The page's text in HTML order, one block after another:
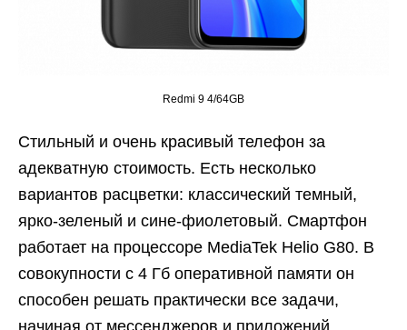
Redmi 9 4/64GB
Стильный и очень красивый телефон за
адекватную стоимость. Есть несколько
вариантов расцветки: классический темный,
ярко-зеленый и сине-фиолетовый. Смартфон
работает на процессоре MediaTek Helio G80. В
совокупности с 4 Гб оперативной памяти он
способен решать практически все задачи,
начиная от мессенджеров и приложений,